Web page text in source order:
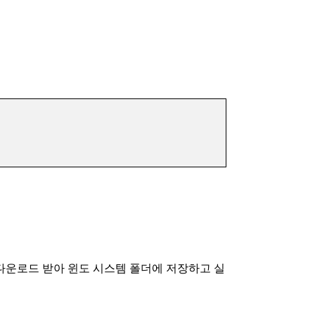
로드 받아 윈도 시스템 폴더에 저장하고 실